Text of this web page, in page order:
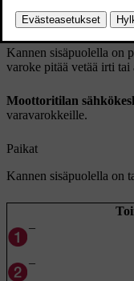
Kannen sisäpuolella on
varoke pitää vetää irti tai
Moottoritilan
varavarokkeille.
Paikat
Kannen sisäpuolella on
–
–